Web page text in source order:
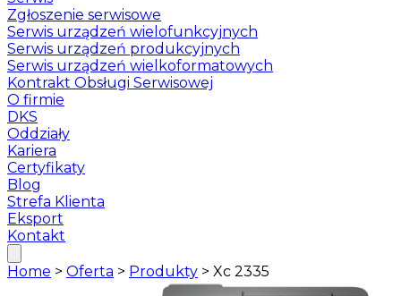
Zgłoszenie serwisowe
Serwis urządzeń wielofunkcyjnych
Serwis urządzeń produkcyjnych
Serwis urządzeń wielkoformatowych
Kontrakt Obsługi Serwisowej
O firmie
DKS
Oddziały
Kariera
Certyfikaty
Blog
Strefa Klienta
Eksport
Kontakt
Home > Oferta > Produkty > Xc 2335